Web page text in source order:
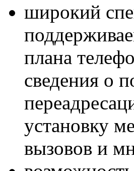
широкий
плана
сведения о
установку
вызовов и